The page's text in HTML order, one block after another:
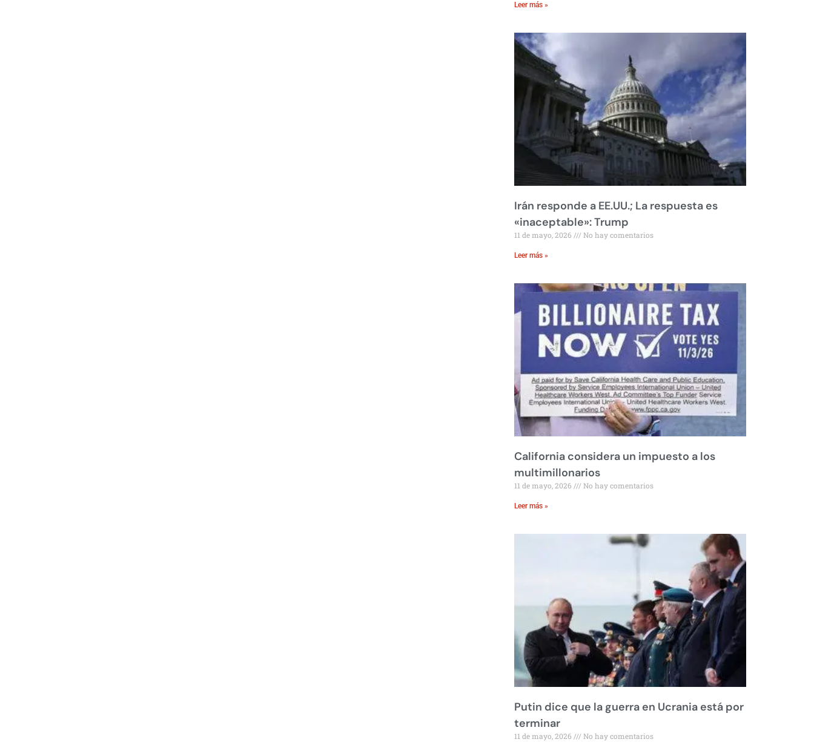
Leer más »
Irán responde a EE.UU.; La respuesta es
«inaceptable»: Trump
11 de mayo, 2026 No hay comentarios
Leer más »
California considera un impuesto a los
multimillonarios
11 de mayo, 2026 No hay comentarios
Leer más »
Putin dice que la guerra en Ucrania está por
terminar
11 de mayo, 2026 No hay comentarios